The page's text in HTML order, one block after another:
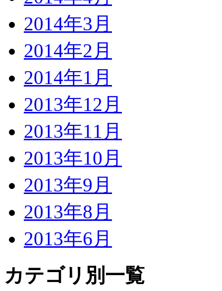
2014年3月
2014年2月
2014年1月
2013年12月
2013年11月
2013年10月
2013年9月
2013年8月
2013年6月
カテゴリ別一覧